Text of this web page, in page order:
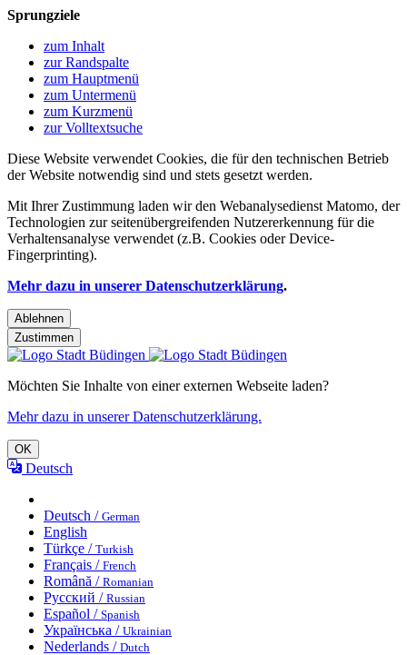
Sprungziele
zum Inhalt
zur Randspalte
zum Hauptmenü
zum Untermenü
zum Kurzmenü
zur Volltextsuche
Diese Website verwendet Cookies, die für den technischen Betrieb
der Website notwendig sind und stets gesetzt werden.
Mit Ihrer Zustimmung laden wir den Webanalysedienst Matomo, der
Technologien zur seitenübergreifenden Nutzererkennung für die
Verhaltensanalyse verwendet (z.B. Cookies oder Device-
Fingerprinting).
Mehr dazu in unserer Datenschutzerklärung.
Ablehnen
Zustimmen
Möchten Sie Inhalte von einer externen Webseite laden?
Mehr dazu in unserer Datenschutzerklärung.
OK
Deutsch
Deutsch / German
English
Türkçe / Turkish
Français / French
Română / Romanian
Русский / Russian
Español / Spanish
Українська / Ukrainian
Nederlands / Dutch